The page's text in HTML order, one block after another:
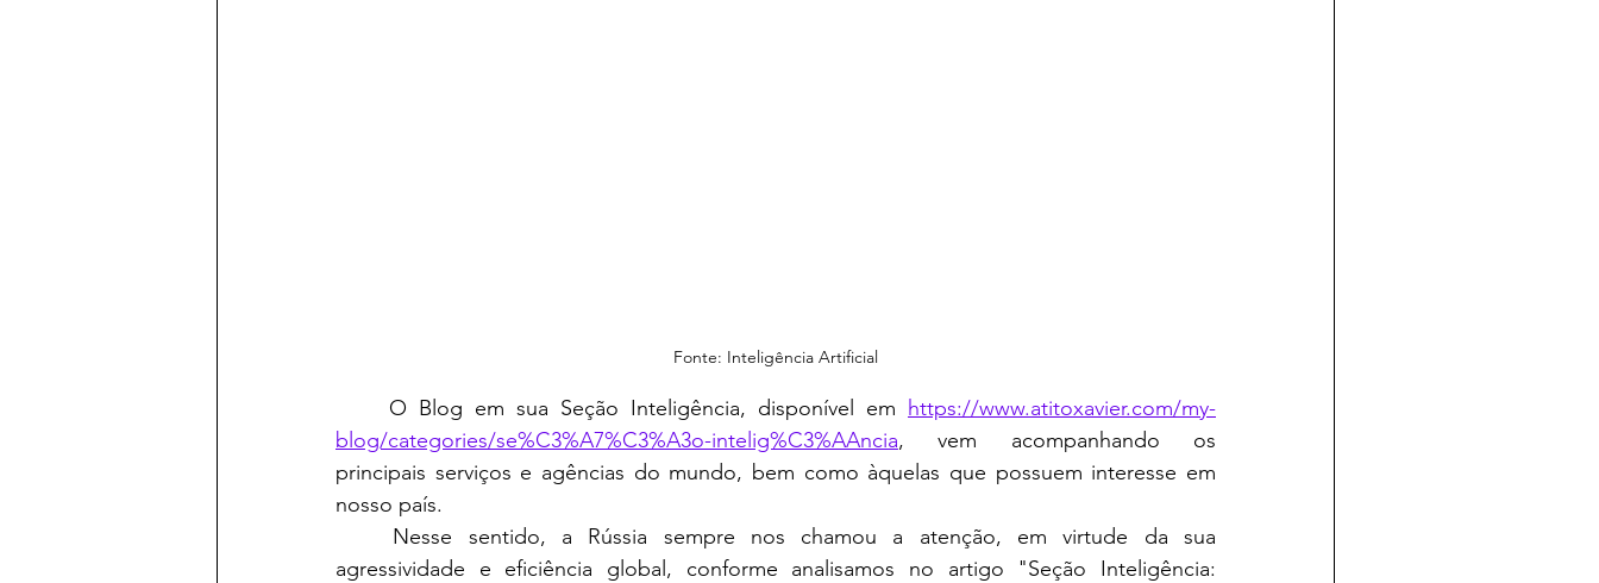
Fonte: Inteligência Artificial
	O Blog em sua Seção Inteligência, disponível em
https://www.atitoxavier.com/my-
blog/categories/se%C3%A7%C3%A3o-intelig%C3%AAncia, vem acompanhando os
principais serviços e agências do mundo, bem como àquelas que possuem interesse em
nosso país.
agressividade e eficiência global, conforme analisamos no artigo "Seção Inteligência: